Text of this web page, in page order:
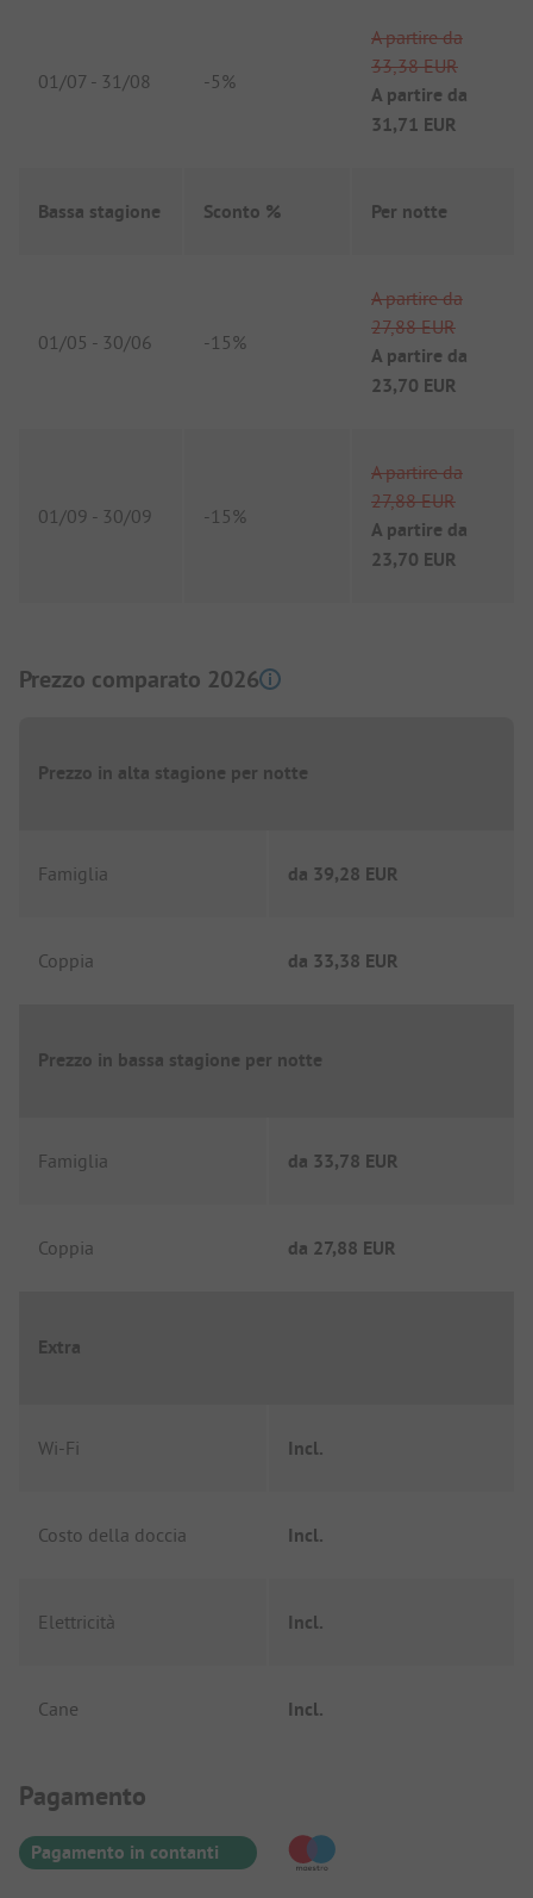
01/07 - 31/08 -5%
A partire da
33,38 EUR
A partire da
31,71 EUR
Bassa stagione Sconto % Per notte
01/05 - 30/06 -15%
A partire da
27,88 EUR
A partire da
23,70 EUR
01/09 - 30/09 -15%
A partire da
27,88 EUR
A partire da
23,70 EUR
Prezzo comparato 2026
Prezzo in alta stagione per notte
Famiglia da 39,28 EUR
Coppia da 33,38 EUR
Prezzo in bassa stagione per notte
Famiglia da 33,78 EUR
Coppia da 27,88 EUR
Extra
Wi-Fi Incl.
Costo della doccia Incl.
Elettricità Incl.
Cane Incl.
Informazioni sul pagamento
Pagamento
Pagamento in contanti